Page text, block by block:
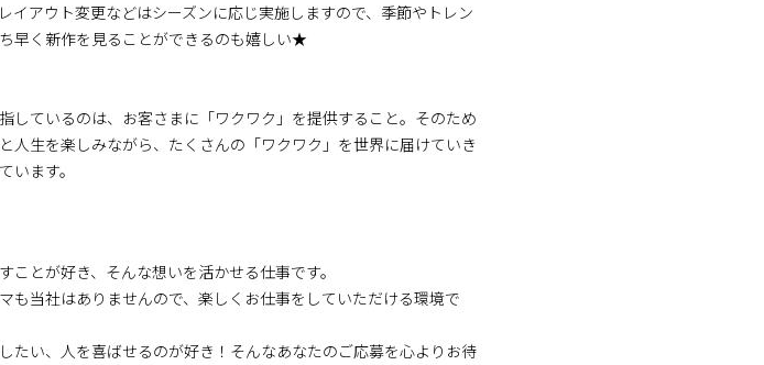
イアウト変更などはシーズンに応じ実施しますので、季節やトレン
早く新作を見ることができるのも嬉しい★
しているのは、お客さまに「ワクワク」を提供すること。そのため
人生を楽しみながら、たくさんの「ワクワク」を世界に届けていき
います。
ことが好き、そんな想いを活かせる仕事です。
も当社はありませんので、楽しくお仕事をしていただける環境で
たい、人を喜ばせるのが好き！そんなあなたのご応募を心よりお待